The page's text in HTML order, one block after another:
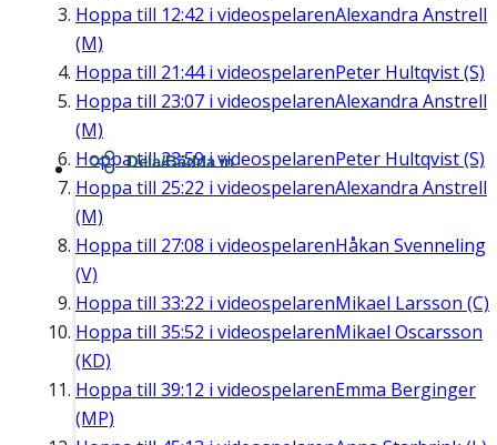
Hoppa till 12:42 i videospelarenAlexandra Anstrell
(M)
Hoppa till 21:44i videospelarenPeter Hultqvist (S)
Hoppa till 23:07 i videospelarenAlexandra Anstrell
(M)
Hoppa till23:59i videospelarenPeter Hultqvist (S)
Hoppa till 25:22 i videospelarenAlexandra Anstrell
(M)
Hoppa till 27:08 i videospelarenHåkan Svenneling
(V)
Hoppa till 33:22 i videospelarenMikael Larsson (C)
Hoppa till 35:52 i videospelarenMikael Oscarsson
(KD)
Hoppa till 39:12 i videospelarenEmma Berginger
(MP)
Dela/Bädda in